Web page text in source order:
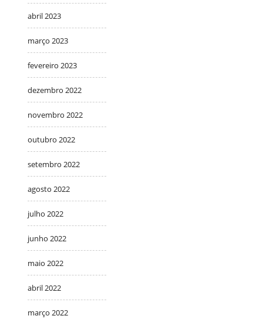
abril 2023
março 2023
fevereiro 2023
dezembro 2022
novembro 2022
outubro 2022
setembro 2022
agosto 2022
julho 2022
junho 2022
maio 2022
abril 2022
março 2022